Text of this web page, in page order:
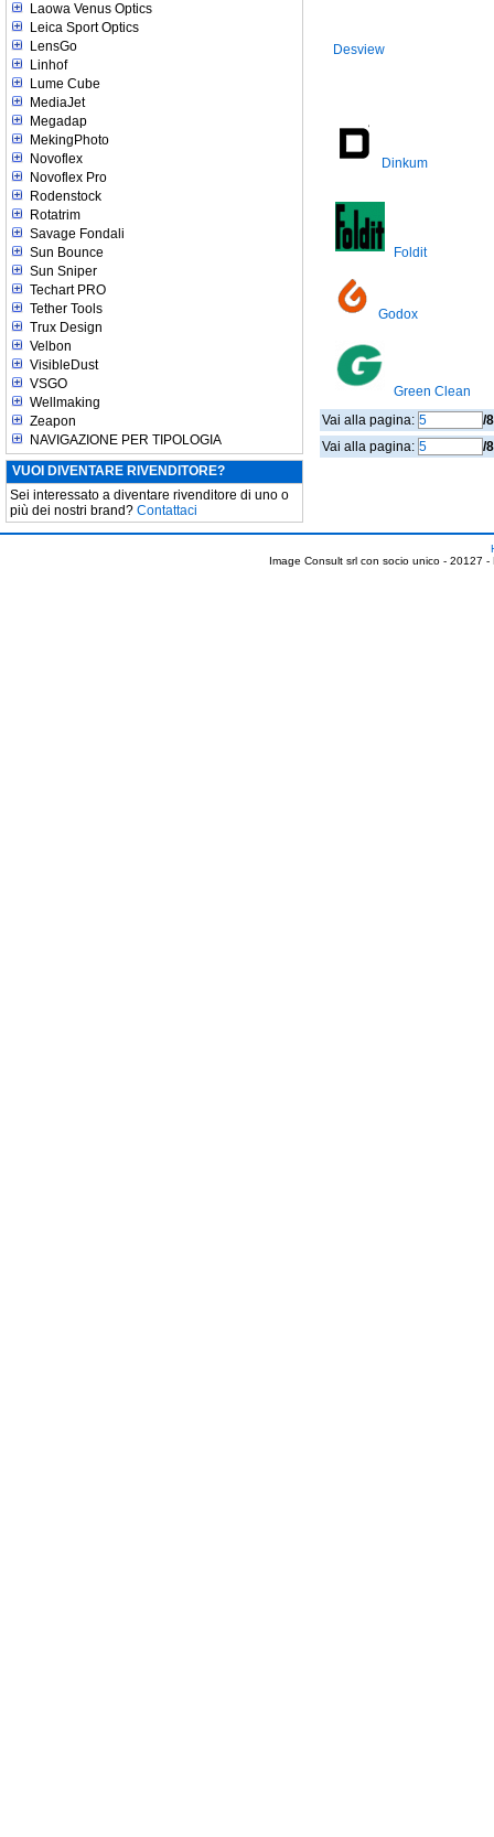
Laowa Venus Optics
Leica Sport Optics
LensGo
Linhof
Lume Cube
MediaJet
Megadap
MekingPhoto
Novoflex
Novoflex Pro
Rodenstock
Rotatrim
Savage Fondali
Sun Bounce
Sun Sniper
Techart PRO
Tether Tools
Trux Design
Velbon
VisibleDust
VSGO
Wellmaking
Zeapon
NAVIGAZIONE PER TIPOLOGIA
VUOI DIVENTARE RIVENDITORE?
Sei interessato a diventare rivenditore di uno o
più dei nostri brand? Contattaci
Desview
Dinkum
Foldit
Godox
Green Clean
Vai alla pagina:
/8
Vai alla pagina:
/8
Image Consult srl con socio unico - 20127